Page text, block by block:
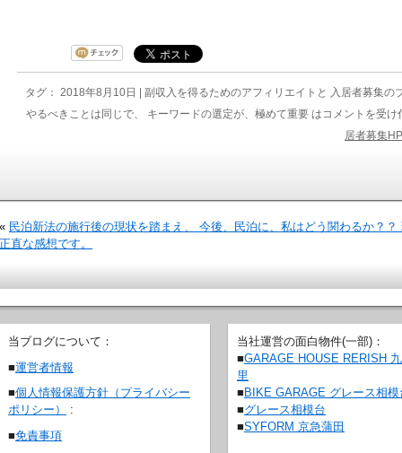
タグ： 2018年8月10日 | 副収入を得るためのアフィリエイトと 入居者募集の
やるべきことは同じで、 キーワードの選定が、極めて重要 は コメントを受け
居者募集
« 民泊新法の施行後の現状を踏まえ、 今後、民泊に、私はどう関わるか？？
正直な感想です。
当ブログについて：
■運営者情報
■個人情報保護方針（プライバシー
ポリシー）
:
■免責事項
当社運営の面白物件(一部)：
■GARAGE HOUSE RERISH
里
■ BIKE GARAGE グレース相模
■グレース相模台
■SYFORM 京急蒲田